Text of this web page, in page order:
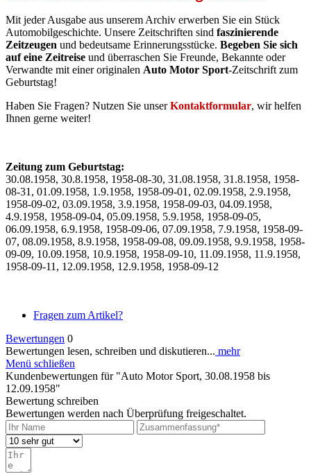
Mit jeder Ausgabe aus unserem Archiv erwerben Sie ein Stück
Automobilgeschichte. Unsere Zeitschriften sind faszinierende
Zeitzeugen und bedeutsame Erinnerungsstücke. Begeben Sie sich
auf eine Zeitreise und überraschen Sie Freunde, Bekannte oder
Verwandte mit einer originalen Auto Motor Sport-Zeitschrift zum
Geburtstag!
Haben Sie Fragen? Nutzen Sie unserKontaktformular, wir helfen
Ihnen gerne weiter!
Zeitung zum Geburtstag:
30.08.1958, 30.8.1958, 1958-08-30, 31.08.1958, 31.8.1958, 1958-
08-31, 01.09.1958, 1.9.1958, 1958-09-01, 02.09.1958, 2.9.1958,
1958-09-02, 03.09.1958, 3.9.1958, 1958-09-03, 04.09.1958,
4.9.1958, 1958-09-04, 05.09.1958, 5.9.1958, 1958-09-05,
06.09.1958, 6.9.1958, 1958-09-06, 07.09.1958, 7.9.1958, 1958-09-
07, 08.09.1958, 8.9.1958, 1958-09-08, 09.09.1958, 9.9.1958, 1958-
09-09, 10.09.1958, 10.9.1958, 1958-09-10, 11.09.1958, 11.9.1958,
1958-09-11, 12.09.1958, 12.9.1958, 1958-09-12
Fragen zum Artikel?
Bewertungen 0
Bewertungen lesen, schreiben und diskutieren... mehr
Menü schließen
Kundenbewertungen für "Auto Motor Sport, 30.08.1958 bis
12.09.1958"
Bewertung schreiben
Bewertungen werden nach Überprüfung freigeschaltet.